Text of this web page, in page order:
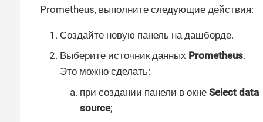
Prometheus, выполните следующие действия:
Создайте новую панель на дашборде.
Выберите источник данных Prometheus.
Это можно сделать:
при создании панели в окне Select data
source;